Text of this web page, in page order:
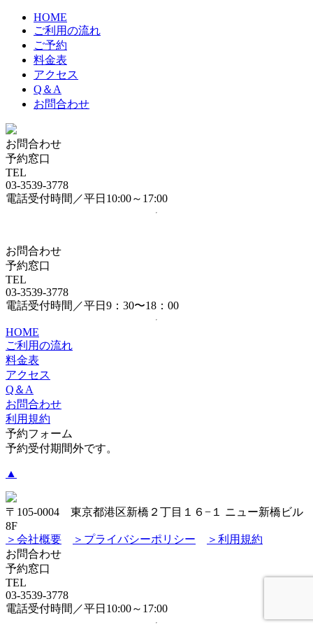
HOME
ご利用の流れ
ご予約
料金表
アクセス
Q＆A
お問合わせ
お問合わせ
予約窓口
TEL
03-3539-3778
電話受付時間／平日10:00～17:00
お問合わせ
予約窓口
TEL
03-3539-3778
電話受付時間／平日9：30〜18：00
HOME
ご利用の流れ
料金表
アクセス
Q＆A
お問合わせ
利用規約
予約フォーム
予約受付期間外です。
▲
〒105-0004 東京都港区新橋２丁目１６−１ ニュー新橋ビル
8F
＞会社概要
＞プライバシーポリシー
＞利用規約
お問合わせ
予約窓口
TEL
03-3539-3778
電話受付時間／平日10:00～17:00